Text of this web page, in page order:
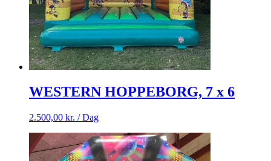
WESTERN HOPPEBORG, 7 x 6
2.500,00 kr. / Dag